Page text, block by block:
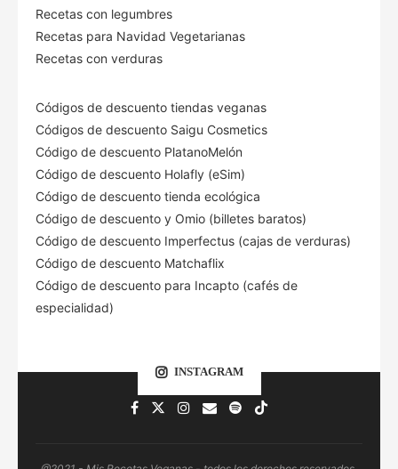
Recetas con legumbres
Recetas para Navidad Vegetarianas
Recetas con verduras
Códigos de descuento tiendas veganas
Códigos de descuento Saigu Cosmetics
Código de descuento PlatanoMelón
Código de descuento Holafly (eSim)
Código de descuento tienda ecológica
Código de descuento y Omio (billetes baratos)
Código de descuento Imperfectus (cajas de verduras)
Código de descuento Matchaflix
Código de descuento para Incapto (cafés de
especialidad)
INSTAGRAM